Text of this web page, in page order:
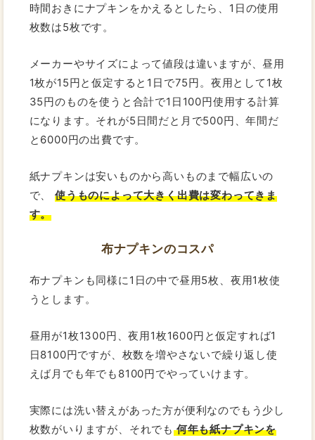
時間おきにナプキンをかえるとしたら、1日の使用
枚数は5枚です。
メーカーやサイズによって値段は違いますが、昼用
1枚が15円と仮定すると1日で75円。夜用として1枚
35円のものを使うと合計で1日100円使用する計算
になります。それが5日間だと月で500円、年間だ
と6000円の出費です。
紙ナプキンは安いものから高いものまで幅広いの
で、使うものによって大きく出費は変わってきま
す。
布ナプキンのコスパ
布ナプキンも同様に1日の中で昼用5枚、夜用1枚使
うとします。
昼用が1枚1300円、夜用1枚1600円と仮定すれば1
日8100円ですが、枚数を増やさないで繰り返し使
えば月でも年でも8100円でやっていけます。
実際には洗い替えがあった方が便利なのでもう少し
枚数がいりますが、それでも何年も紙ナプキンを